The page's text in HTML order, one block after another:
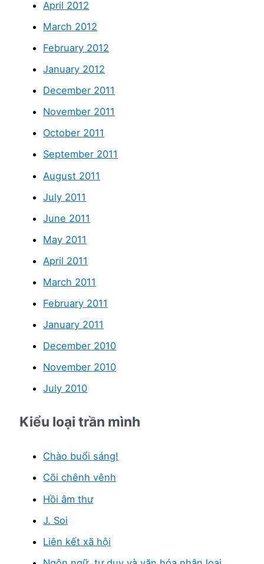
April 2012
March 2012
February 2012
January 2012
December 2011
November 2011
October 2011
September 2011
August 2011
July 2011
June 2011
May 2011
April 2011
March 2011
February 2011
January 2011
December 2010
November 2010
July 2010
Kiểu loại trần mình
Chào buổi sáng!
Cõi chênh vênh
Hồi âm thư
J. Soi
Liên kết xã hội